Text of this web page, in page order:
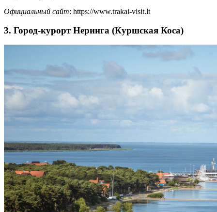
Официальный сайт: https://www.trakai-visit.lt
3. Город-курорт Неринга (Куршская Коса)